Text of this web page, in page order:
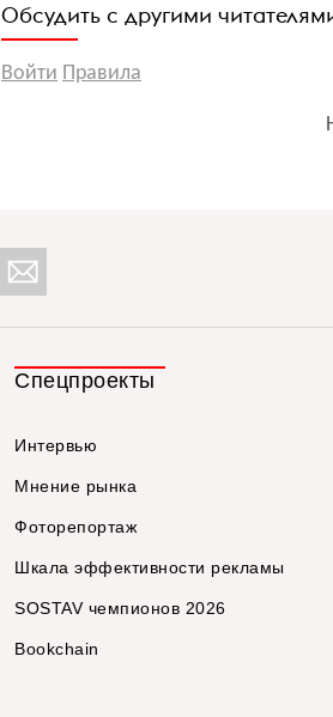
Обсудить с другими
Войти Правила
Спецпроекты
Интервью
Мнение рынка
Фоторепортаж
Шкала эффективности рекламы
SOSTAV чемпионов 2026
Bookchain